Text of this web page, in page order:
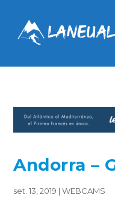
Andorra –
set. 13, 2019 |WEBCAMS